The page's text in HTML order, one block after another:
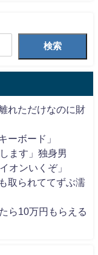
検索
れただけなのに財
ーボード」
ます」独身男
オンいくぞ」
取られててずぶ濡
ら10万円もらえる